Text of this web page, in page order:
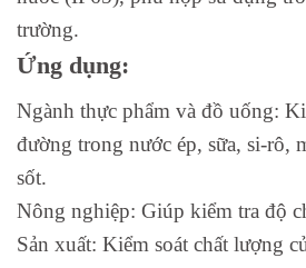
trường.
Ứng dụng:
Ngành thực phẩm và đồ uống:
đường trong nước ép, sữa, si-rô,
sốt.
Nông nghiệp: Giúp kiểm tra độ
Sản xuất: Kiểm soát chất lượng